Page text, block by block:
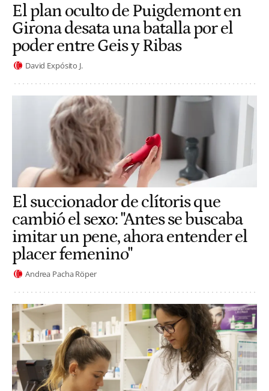
El plan oculto de Puigdemont en
Girona desata una batalla por el
poder entre Geis y Ribas
David Expósito J.
El succionador de clítoris que
cambió el sexo: "Antes se buscaba
imitar un pene, ahora entender el
placer femenino"
Andrea Pacha Röper